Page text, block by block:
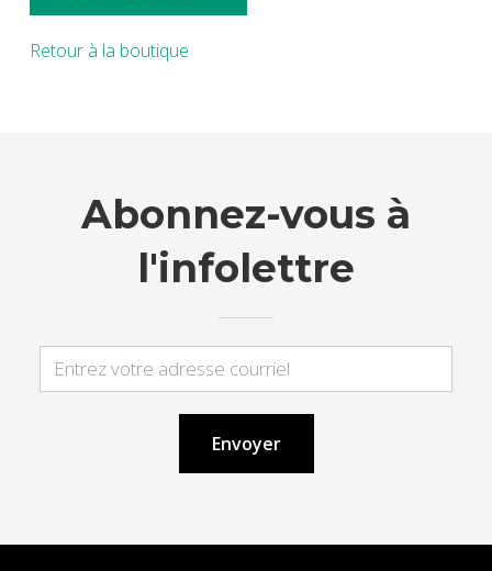
Retour à la boutique
Abonnez-vous à
l'infolettre